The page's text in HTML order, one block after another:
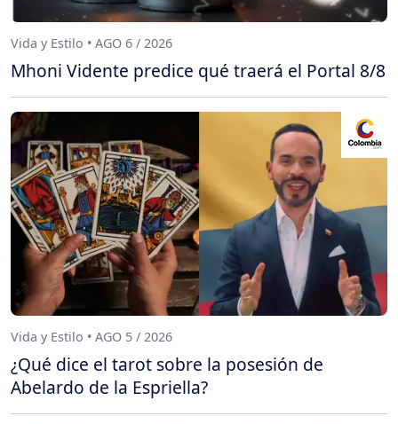
Vida y Estilo • AGO 6 / 2026
Mhoni Vidente predice qué traerá el Portal 8/8
Vida y Estilo • AGO 5 / 2026
¿Qué dice el tarot sobre la posesión de
Abelardo de la Espriella?